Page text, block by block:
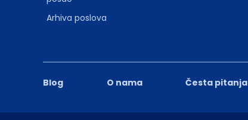
Blog O nama Česta pitanja
Arhiva poslova